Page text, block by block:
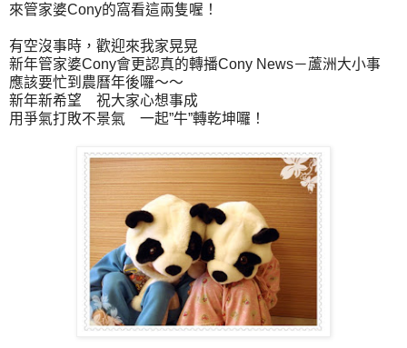
來管家婆Cony的窩看這兩隻喔！
有空沒事時，歡迎來我家晃晃
新年管家婆Cony會更認真的轉播Cony News－蘆洲大小事
應該要忙到農曆年後囉～～
新年新希望 祝大家心想事成
用爭氣打敗不景氣 一起”牛”轉乾坤囉！